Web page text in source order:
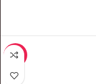
-27%